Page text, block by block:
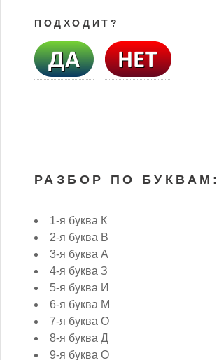
ПОДХОДИТ?
РАЗБОР ПО БУКВАМ:
1-я буква К
2-я буква В
3-я буква А
4-я буква З
5-я буква И
6-я буква М
7-я буква О
8-я буква Д
9-я буква О